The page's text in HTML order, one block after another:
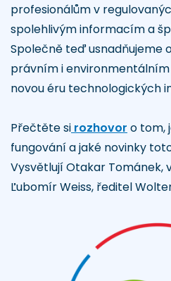
profesionálům v
spolehlivým informacím a
Společně teď usnadňujeme
právním i
novou éru technologických
Přečtěte si rozhovor o tom,
fungování a jaké novinky
Vysvětlují Otakar Tománek,
Ľubomír Weiss, ředitel